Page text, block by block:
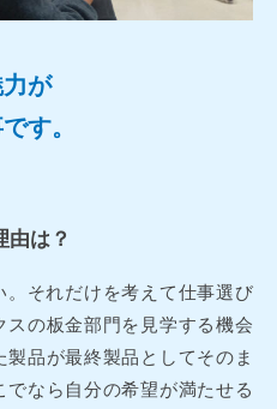
が
す。
由は？
それだけを考えて仕事選び
スの板金部門を見学する機会
品が最終製品としてそのま
でなら自分の希望が満たせる